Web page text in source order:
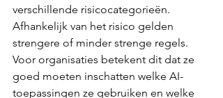
verschillende risicocategorieën.
Afhankelijk van het risico gelden
strengere of minder strenge regels.
Voor organisaties betekent dit dat ze
goed moeten inschatten welke AI-
toepassingen ze gebruiken en welke